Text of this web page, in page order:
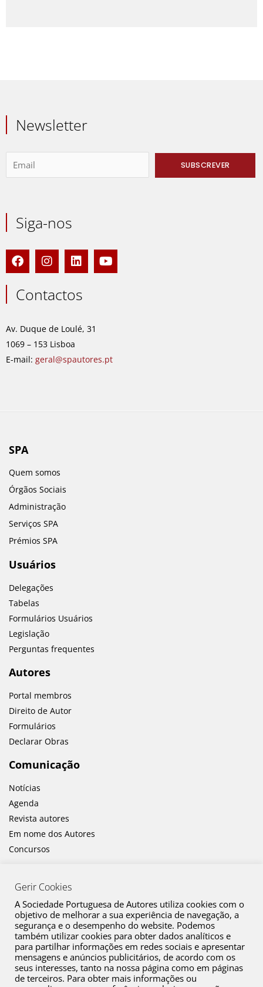
Newsletter
Siga-nos
F
a
c
e
b
o
k
I
n
s
t
a
r
a
m
L
i
n
k
e
i
n
Y
o
u
Contactos
Av. Duque de Loulé, 31
1069 – 153 Lisboa
E-mail: geral@spautores.pt
SPA
Quem somos
Órgãos Sociais
Administração
Serviços SPA
Prémios SPA
Usuários
Delegações
Tabelas
Formulários Usuários
Legislação
Perguntas frequentes
Autores
Portal membros
Direito de Autor
Formulários
Declarar Obras
Comunicação
Notícias
Agenda
Revista autores
Em nome dos Autores
Concursos
Canal de Denúncia
Plano de Prevenção de Riscos de Corrupção e Infrações Conexas
Política de Privacidade
Gerir Cookies
A Sociedade Portuguesa de Autores utiliza cookies com o
objetivo de melhorar a sua experiência de navegação, a
segurança e o desempenho do website. Podemos
também utilizar cookies para obter dados analíticos e
para partilhar informações em redes sociais e apresentar
mensagens e anúncios publicitários, de acordo com os
seus interesses, tanto na nossa página como em páginas
de terceiros. Para obter mais informações ou